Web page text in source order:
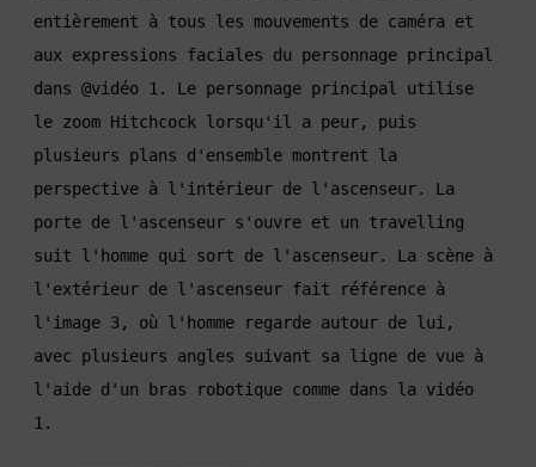
entièrement à tous les mouvements de caméra et
aux expressions faciales du personnage principal
dans @vidéo 1. Le personnage principal utilise
le zoom Hitchcock lorsqu'il a peur, puis
plusieurs plans d'ensemble montrent la
perspective à l'intérieur de l'ascenseur. La
porte de l'ascenseur s'ouvre et un travelling
suit l'homme qui sort de l'ascenseur. La scène à
l'extérieur de l'ascenseur fait référence à
l'image 3, où l'homme regarde autour de lui,
avec plusieurs angles suivant sa ligne de vue à
l'aide d'un bras robotique comme dans la vidéo
1.